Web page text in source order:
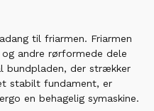
til friarmen. Friarmen
andre rørformede dele
bundpladen, der strækker
stabilt fundament, er
en behagelig symaskine.